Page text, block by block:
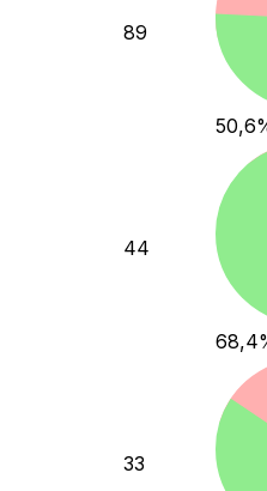
89
50,6
44
68,4
33